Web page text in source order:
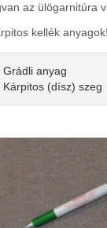
az ülögarnitúra
kellék
Grádli anyag
Kárpitos (dísz) szeg